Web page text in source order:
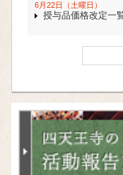
6月22日（土曜日）
授与品価格改定一